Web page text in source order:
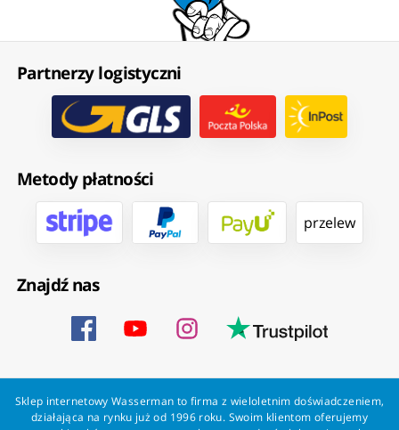
Partnerzy logistyczni
Metody płatności
przelew
Znajdź nas
Sklep internetowy Wasserman to firma z wieloletnim doświadczeniem,
działająca na rynku już od 1996 roku. Swoim klientom oferujemy